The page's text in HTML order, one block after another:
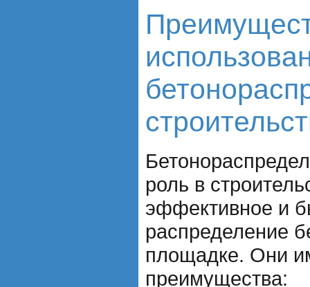
роль в
эффективное и
распределение
площадке. Они
преимущества: